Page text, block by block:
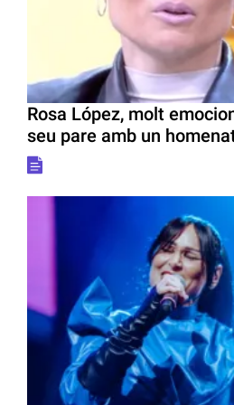
Rosa López, molt
seu pare amb un